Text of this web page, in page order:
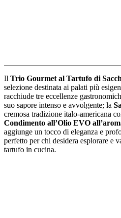
Il Trio Gourmet al Tartufo di
selezione destinata ai palati più
racchiude tre eccellenze
suo sapore intenso e avvolgente; la
cremosa tradizione italo-americana
Condimento all’Olio EVO
aggiunge un tocco di eleganza e
perfetto per chi desidera esplorare e
tartufo in cucina.